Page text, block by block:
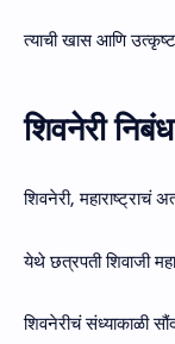
त्याची खास आणि उत्कृष्ट
शिवनेरी
शिवनेरी, महाराष्ट्राचं
येथे छत्रपती शिवाजी
शिवनेरीचं संध्याकाळी